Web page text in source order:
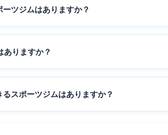
ツジムはありますか？
ありますか？
スポーツジムはありますか？